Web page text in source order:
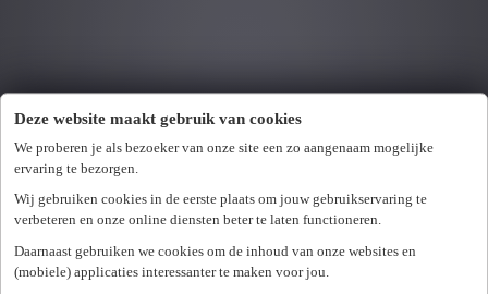
Deze website maakt gebruik van cookies
We proberen je als bezoeker van onze site een zo aangenaam mogelijke
ervaring te bezorgen.
Wij gebruiken cookies in de eerste plaats om jouw gebruikservaring te
verbeteren en onze online diensten beter te laten functioneren.
Daarnaast gebruiken we cookies om de inhoud van onze websites en
(mobiele) applicaties interessanter te maken voor jou.
U hebt geen toegang tot deze pagina of bent niet langer aangemeld.
Opnieuw aanmelden.